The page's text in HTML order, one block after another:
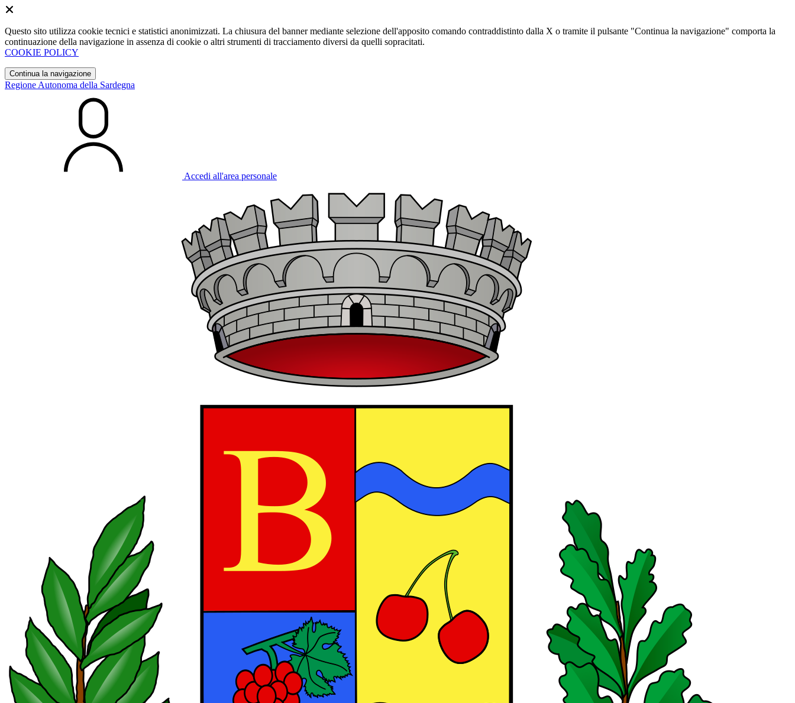
Questo sito utilizza cookie tecnici e statistici anonimizzati. La chiusura del banner mediante selezione dell'apposito comando contraddistinto dalla X o tramite il pulsante "Continua la navigazione" comporta la
continuazione della navigazione in assenza di cookie o altri strumenti di tracciamento diversi da quelli sopracitati.
COOKIE POLICY
Continua la navigazione
Regione Autonoma della Sardegna
Accedi all'area personale